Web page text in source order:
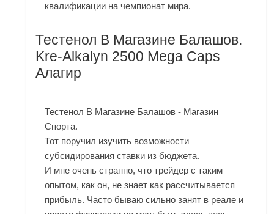
квалификации на чемпионат мира.
Тестенол В Магазине Балашов.
Kre-Alkalyn 2500 Mega Caps
Алагир
Тестенол В Магазине Балашов - Магазин
Спорта.
Тот поручил изучить возможности
субсидирования ставки из бюджета.
И мне очень странно, что трейдер с таким
опытом, как он, не знает как рассчитывается
прибыль. Часто бываю сильно занят в реале и